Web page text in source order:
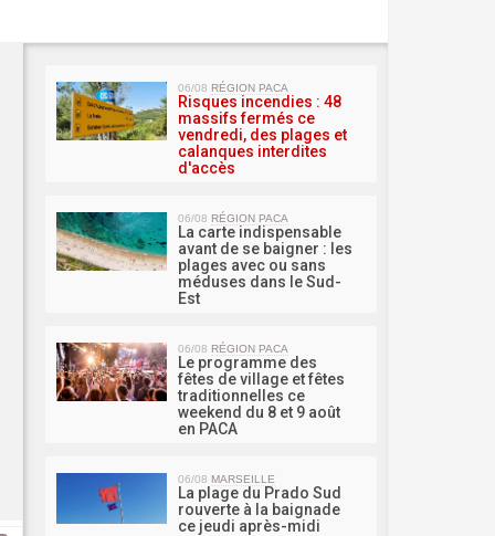
06/08 RÉGION PACA
Risques incendies : 48
massifs fermés ce
vendredi, des plages et
calanques interdites
d'accès
06/08 RÉGION PACA
La carte indispensable
avant de se baigner : les
plages avec ou sans
méduses dans le Sud-
Est
06/08 RÉGION PACA
Le programme des
fêtes de village et fêtes
traditionnelles ce
weekend du 8 et 9 août
en PACA
06/08 MARSEILLE
La plage du Prado Sud
rouverte à la baignade
ce jeudi après-midi